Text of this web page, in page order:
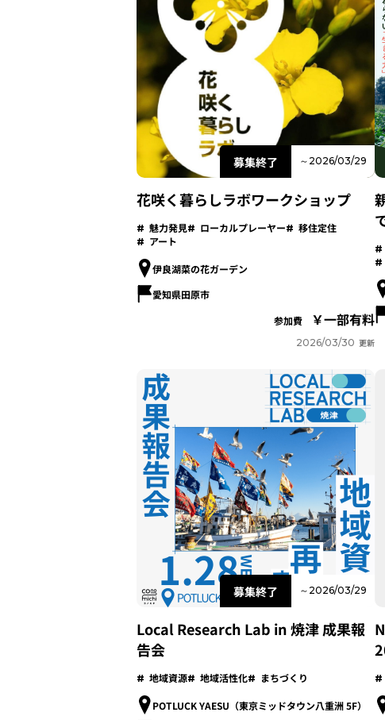
募集終了 ～2026/03/29
花咲く暮らしラボワークショップ
魅力発見 ローカルプレーヤー
移住定住
アート
伊良湖菜の花ガーデン
愛知県田原市
参加費
一部有料
2026/03/30 更新
募集終了 ～2026/03/29
Local Research Lab in 焼津 成果報
告会
地域資源 地域活性化 まちづくり
POTLUCK YAESU（東京ミッドタウン八重洲 5F）